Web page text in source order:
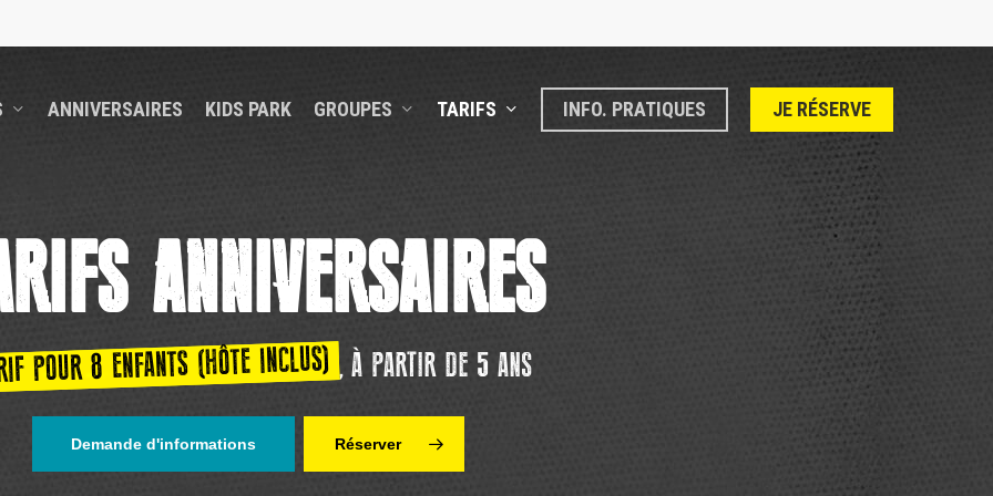
ANNIVERSAIRES KIDS PARK GROUPES TARIFS INFO. PRATIQUES JE RÉSERVE
ANNIVERSAIRES
POUR 8 ENFANTS (HÔTE INCLUS) , À PARTIR DE 5 ANS
Demande d'informations Réserver